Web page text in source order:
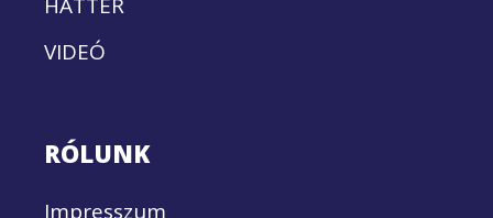
HÁTTÉR
VIDEÓ
RÓLUNK
Impresszum